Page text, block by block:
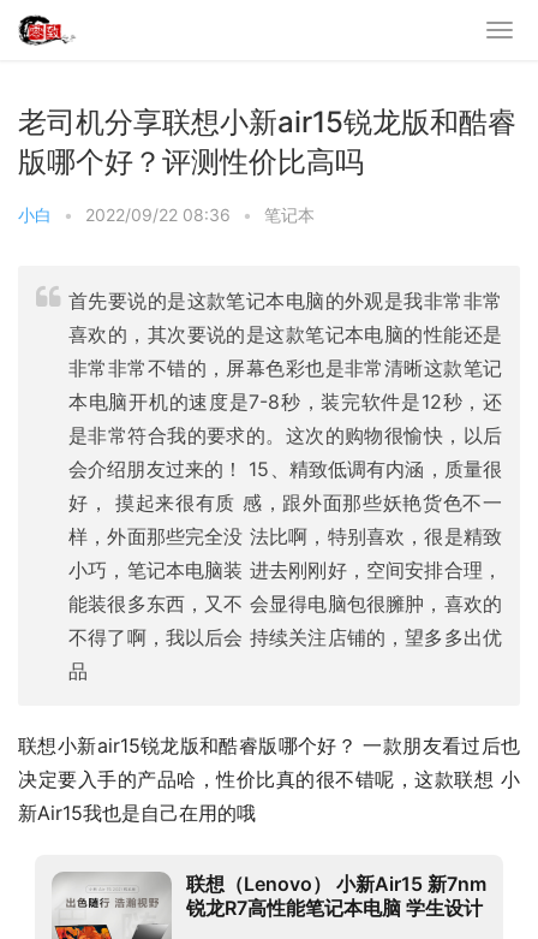
老司机分享联想小新air15锐龙版和酷睿
版哪个好？评测性价比高吗
小白 • 2022/09/22 08:36 • 笔记本
首先要说的是这款笔记本电脑的外观是我非常非常
喜欢的，其次要说的是这款笔记本电脑的性能还是
非常非常不错的，屏幕色彩也是非常清晰这款笔记
本电脑开机的速度是7-8秒，装完软件是12秒，还
是非常符合我的要求的。这次的购物很愉快，以后
会介绍朋友过来的！ 15、精致低调有内涵，质量很
好， 摸起来很有质 感，跟外面那些妖艳货色不一
样，外面那些完全没 法比啊，特别喜欢，很是精致
小巧，笔记本电脑装 进去刚刚好，空间安排合理，
能装很多东西，又不 会显得电脑包很臃肿，喜欢的
不得了啊，我以后会 持续关注店铺的，望多多出优
品
联想小新air15锐龙版和酷睿版哪个好？ 一款朋友看过后也
决定要入手的产品哈，性价比真的很不错呢，这款联想 小
新Air15我也是自己在用的哦
联想（Lenovo） 小新Air15 新7nm
锐龙R7高性能笔记本电脑 学生设计